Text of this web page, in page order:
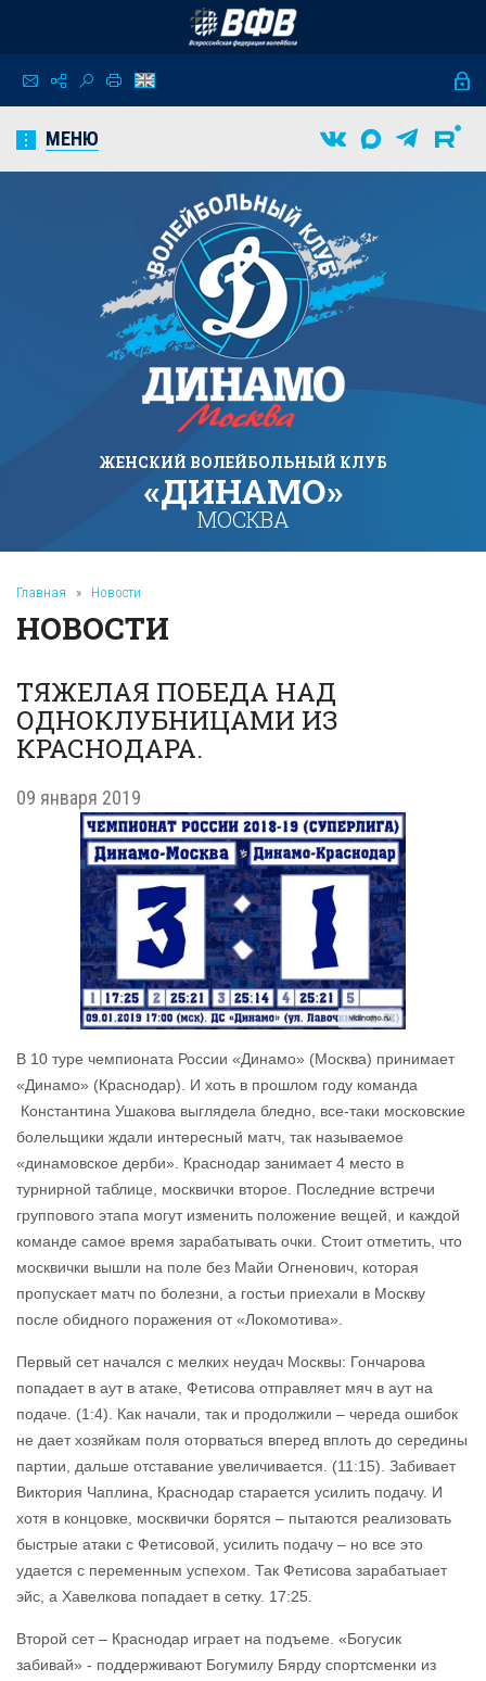
МЕНЮ
ЖЕНСКИЙ ВОЛЕЙБОЛЬНЫЙ КЛУБ
«ДИНАМО»
МОСКВА
Главная » Новости
НОВОСТИ
ТЯЖЕЛАЯ ПОБЕДА НАД
ОДНОКЛУБНИЦАМИ ИЗ
КРАСНОДАРА.
09 января 2019
В 10 туре чемпионата России «Динамо» (Москва) принимает
«Динамо» (Краснодар). И хоть в прошлом году команда
Константина Ушакова выглядела бледно, все-таки московские
болельщики ждали интересный матч, так называемое
«динамовское дерби». Краснодар занимает 4 место в
турнирной таблице, москвички второе. Последние встречи
группового этапа могут изменить положение вещей, и каждой
команде самое время зарабатывать очки. Стоит отметить, что
москвички вышли на поле без Майи Огненович, которая
пропускает матч по болезни, а гостьи приехали в Москву
после обидного поражения от «Локомотива».
Первый сет начался с мелких неудач Москвы: Гончарова
попадает в аут в атаке, Фетисова отправляет мяч в аут на
подаче. (1:4). Как начали, так и продолжили – череда ошибок
не дает хозяйкам поля оторваться вперед вплоть до середины
партии, дальше отставание увеличивается. (11:15). Забивает
Виктория Чаплина, Краснодар старается усилить подачу. И
хотя в концовке, москвички борятся – пытаются реализовать
быстрые атаки с Фетисовой, усилить подачу – но все это
удается с переменным успехом. Так Фетисова зарабатыает
эйс, а Хавелкова попадает в сетку. 17:25.
Второй сет – Краснодар играет на подъеме. «Богусик
забивай» - поддерживают Богумилу Бярду спортсменки из